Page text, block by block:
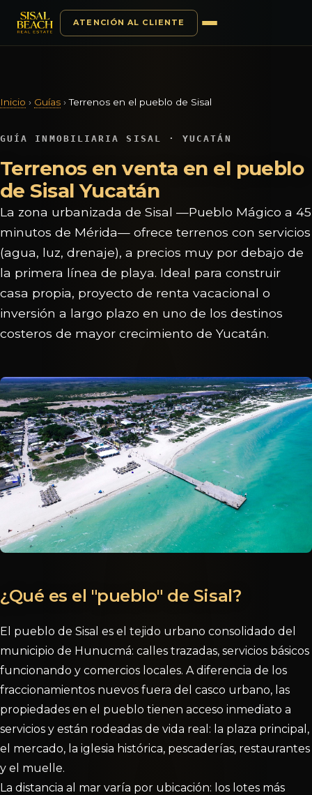
ATENCIÓN AL CLIENTE
Inicio › Guías › Terrenos en el pueblo de Sisal
GUÍA INMOBILIARIA SISAL · YUCATÁN
Terrenos en venta en el pueblo
de Sisal Yucatán
La zona urbanizada de Sisal —Pueblo Mágico a 45
minutos de Mérida— ofrece terrenos con servicios
(agua, luz, drenaje), a precios muy por debajo de
la primera línea de playa. Ideal para construir
casa propia, proyecto de renta vacacional o
inversión a largo plazo en uno de los destinos
costeros de mayor crecimiento de Yucatán.
¿Qué es el "pueblo" de Sisal?
El pueblo de Sisal es el tejido urbano consolidado del
municipio de Hunucmá: calles trazadas, servicios básicos
funcionando y comercios locales. A diferencia de los
fraccionamientos nuevos fuera del casco urbano, las
propiedades en el pueblo tienen acceso inmediato a
servicios y están rodeadas de vida real: la plaza principal,
el mercado, la iglesia histórica, pescaderías, restaurantes
y el muelle.
La distancia al mar varía por ubicación: los lotes más